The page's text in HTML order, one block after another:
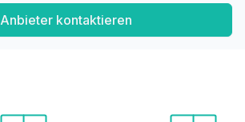
Anbieter kontaktieren